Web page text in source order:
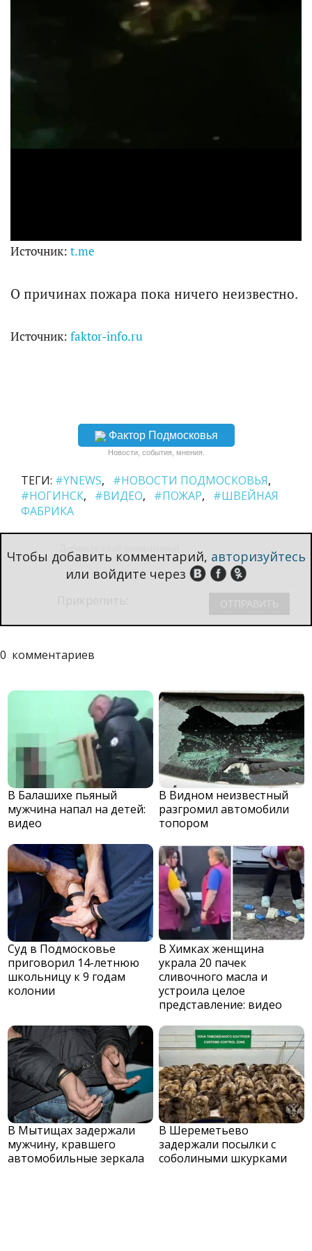
a
o
Источник: t.me
О причинах пожара пока ничего неизвестно.
Источник: faktor-info.ru
Фактор Подмосковья
Новости, события, мнения.
ТЕГИ: #YNEWS
#НОВОСТИ ПОДМОСКОВЬЯ
#НОГИНСК
#ВИДЕО #ПОЖАР
#ШВЕЙНАЯ
ФАБРИКА
Чтобы добавить комментарий, авторизуйтесь
или войдите через
0 комментариев
В Балашихе пьяный
мужчина напал на детей:
видео
В Видном неизвестный
разгромил автомобили
топором
Суд в Подмосковье
приговорил 14-летнюю
школьницу к 9 годам
колонии
В Химках женщина
украла 20 пачек
сливочного масла и
устроила целое
представление: видео
В Мытищах задержали
мужчину, кравшего
автомобильные зеркала
В Шереметьево
задержали посылки с
соболиными шкурками